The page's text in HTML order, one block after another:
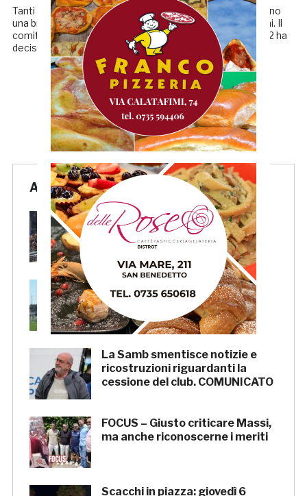
Tanti giorni di pioggia e i rischi annessi al maltempo portano
una brutta notizia per gli appassionati di calcio marchigiani. Il
comitato regionale, tramite il comunicato n. 120 del 23/02 ha
deciso per la sospensione […]
← Precedenti 1 … 4 5
Articoli Recenti
Pescara-Samb, l’Osservatorio
rimanda la decisione al CASMS:
possibile divieto
Samb, ripresi gli allenamenti:
doppia seduta al Ciarrocchi. A
parte Tunjov
La Samb smentisce notizie e
ricostruzioni riguardanti la
cessione del club. COMUNICATO
FOCUS – Giusto criticare Massi,
ma anche riconoscerne i meriti
Scacchi in piazza: giovedì 6